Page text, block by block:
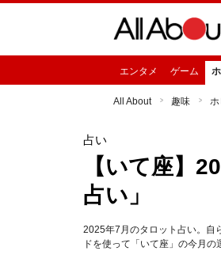
エンタメ ゲーム
All About 趣味 ホ
占い
【いて座】
占い」
2025年7月のタロット占い。自
ドを使って「いて座」の今月の